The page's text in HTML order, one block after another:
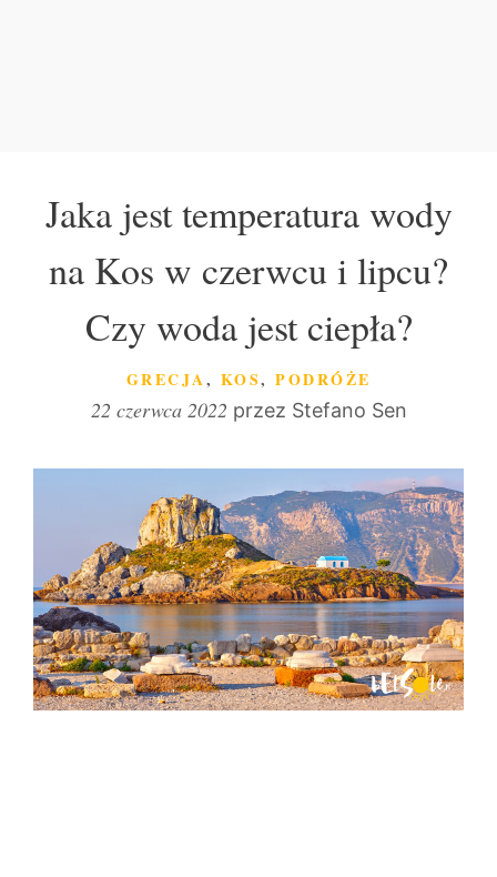
Jaka jest temperatura wody
na Kos w czerwcu i lipcu?
Czy woda jest ciepła?
KATEGORIE
GRECJA, KOS, PODRÓŻE
22 czerwca 2022 przez Stefano Sen